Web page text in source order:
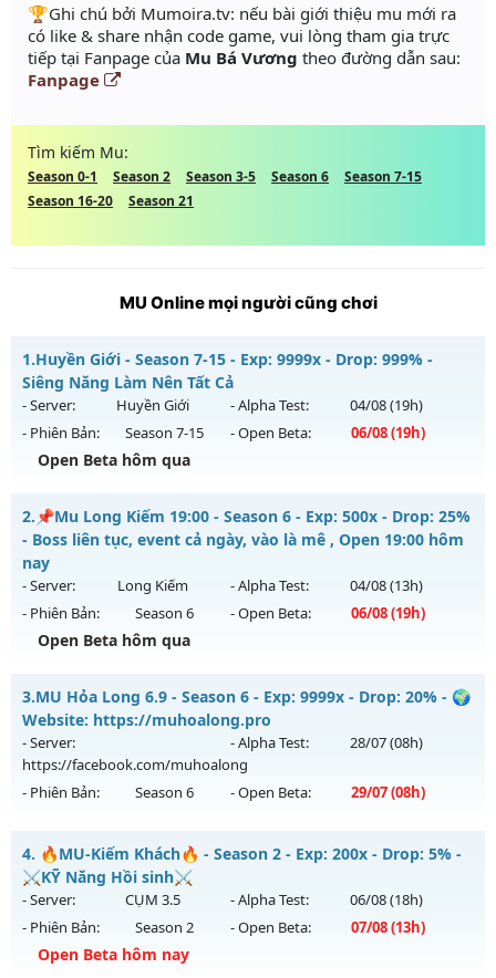
️🏆Ghi chú bởi Mumoira.tv: nếu bài giới thiệu mu mới ra
có like & share nhận code game, vui lòng tham gia trực
tiếp tại Fanpage của Mu Bá Vương theo đường dẫn sau:
Fanpage
Tìm kiếm Mu:
Season 0-1 Season 2 Season 3-5 Season 6
Season 7-15
Season 16-20
Season 21
MU Online mọi người cũng chơi
1.Huyền Giới - Season 7-15 - Exp: 9999x - Drop: 999% -
Siêng Năng Làm Nên Tất Cả
- Server: Huyền Giới - Alpha Test: 04/08(19h)
- Phiên Bản:
Season 7-15 - Open Beta: 06/08(19h)
Open Beta hôm qua
Huyền Giới - Siêng Năng Làm Nên Tất Cả
Mu mới ra tháng 08 2026 - Mở máy chủHuyền Giớivào 19h
ngày 06/08/2626
Exp: 9999x - Drop: 999%
Antihack: Anti
2. 📌Mu Long Kiếm 19:00 - Season 6 - Exp: 500x - Drop: 25%
- Boss liên tục, event cả ngày, vào là mê , Open 19:00 hôm
nay
- Server: Long Kiếm - Alpha Test: 04/08(13h)
- Phiên Bản:
Season 6 - Open Beta: 06/08(19h)
Open Beta hôm qua
📌Mu Long Kiếm 19:00 - Boss liên tục, event cả ngày, vào là
mê , Open 19:00 hôm nay
Mu mới ra tháng 08 2026 - Mở máy chủ
Long Kiếmvào 19h
ngày 06/08/2626
Exp: 500x - Drop: 25%
Thể loại: Mu Nguyên bản Webzen
Antihack: VIP SHIELD
3.MU Hỏa Long 6.9 - Season 6 - Exp: 9999x - Drop: 20% - 🌍
Website: https://muhoalong.pro
- Server:
https://facebook.com/muhoalong
- Alpha Test: 28/07(08h)
- Phiên Bản: Season 6 - Open Beta: 29/07(08h)
MU Hỏa Long 6.9 - 🌍 Website: https://muhoalong.pro
Mu mới ra tháng 07 2026 - Mở máy chủ
https://facebook.com/muhoalongvào 08h ngày
29/07/2626
Exp: 9999x - Drop: 20%
4. 🔥MU-Kiếm Khách🔥 - Season 2 - Exp: 200x - Drop: 5% -
⚔️KỸ Năng Hồi sinh⚔️
- Server: CỤM 3.5 - Alpha Test: 06/08(18h)
- Phiên Bản:
Season 2 - Open Beta: 07/08(13h)
Open Beta hôm nay